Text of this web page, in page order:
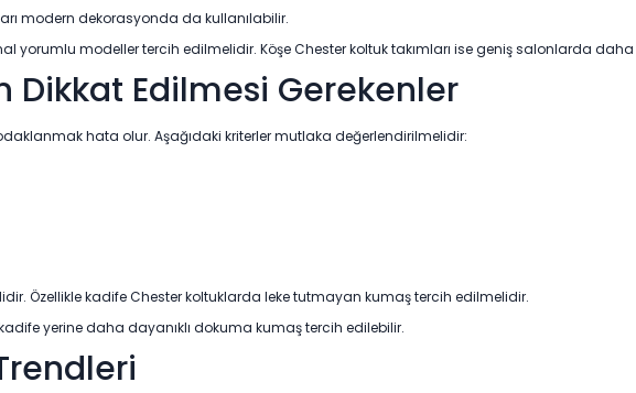
modern dekorasyonda da kullanılabilir.
yorumlu modeller tercih edilmelidir. Köşe Chester koltuk takımları ise geniş salonlarda
Dikkat Edilmesi Gerekenler
hata olur. Aşağıdaki kriterler mutlaka değerlendirilmelidir:
Özellikle kadife Chester koltuklarda leke tutmayan kumaş tercih edilmelidir.
yerine daha dayanıklı dokuma kumaş tercih edilebilir.